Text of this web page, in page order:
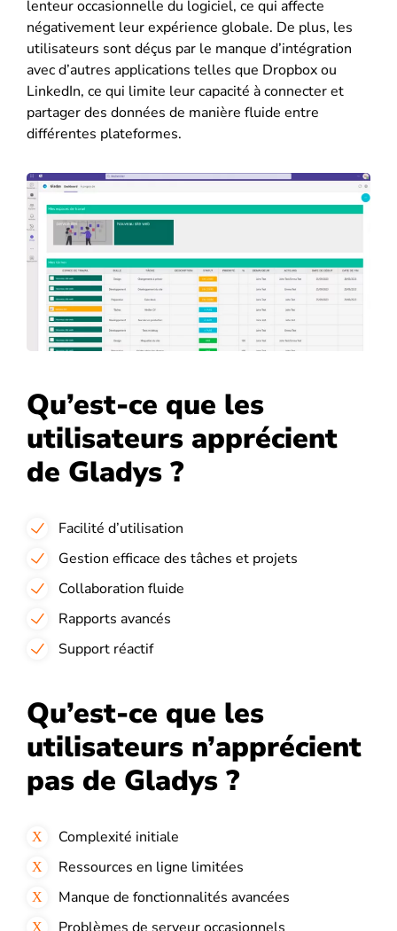
lenteur occasionnelle du logiciel, ce qui affecte
négativement leur expérience globale. De plus, les
utilisateurs sont déçus par le manque d’intégration
avec d’autres applications telles que Dropbox ou
LinkedIn, ce qui limite leur capacité à connecter et
partager des données de manière fluide entre
différentes plateformes.
Qu’est-ce que les
utilisateurs apprécient
de Gladys ?
Facilité d’utilisation
Gestion efficace des tâches et projets
Collaboration fluide
Rapports avancés
Support réactif
Qu’est-ce que les
utilisateurs n’apprécient
pas de Gladys ?
Complexité initiale
Ressources en ligne limitées
Manque de fonctionnalités avancées